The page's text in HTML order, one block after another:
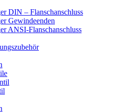
DIN – Flanschanschluss
Gewindeenden
ANSI-Flanschanschluss